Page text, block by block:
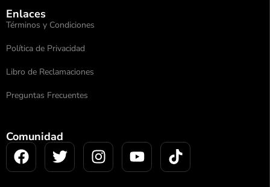
Enlaces
Términos y Condiciones
Política de Privacidad
Libro de Reclamaciones
Preguntas Frecuentes
Comunidad